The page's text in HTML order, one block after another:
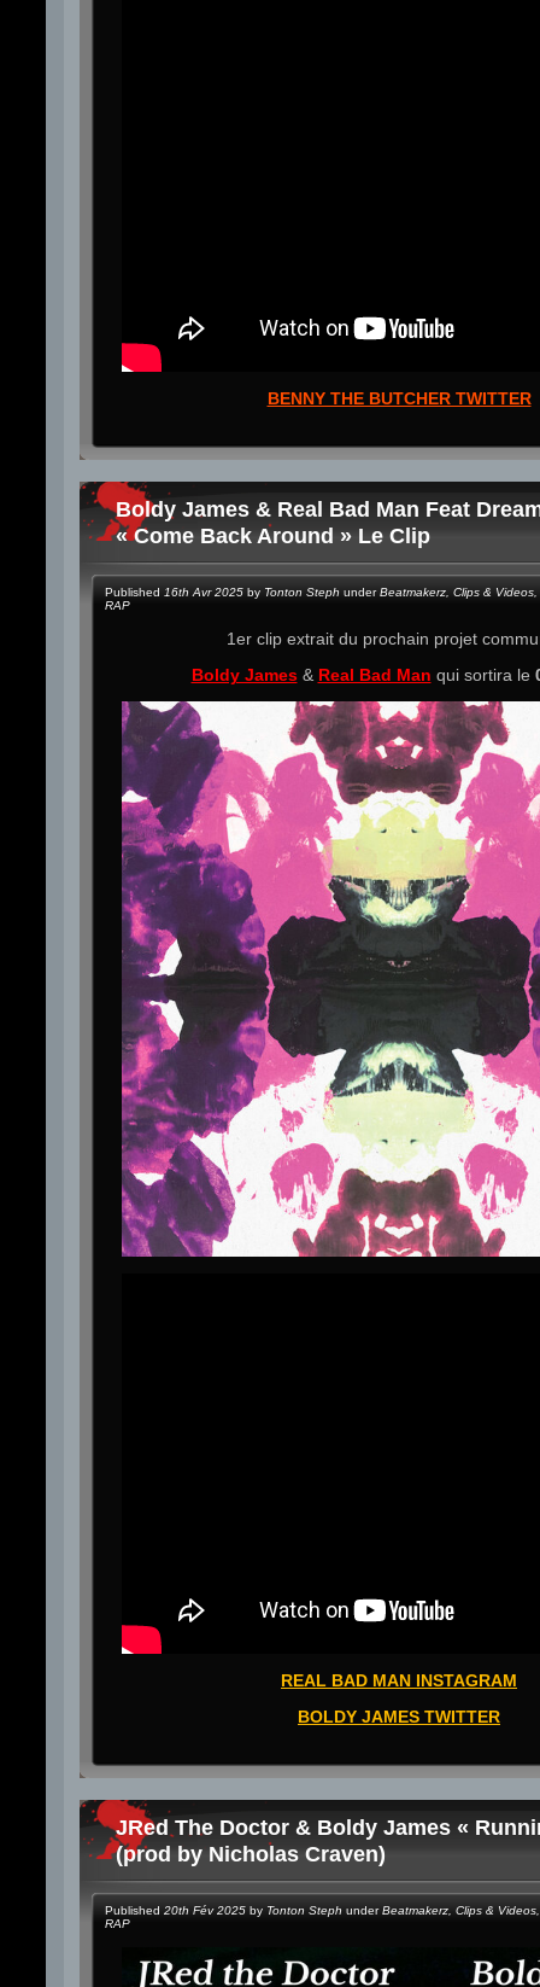
BENNY THE BUTCHER TWITTER
Boldy James & Real Bad Man Feat
« Come Back Around » Le Clip
Published 16th Avr 2025 by Tonton Steph underBeatmakerz Clips & Videos
RAP
1er clip extrait du prochain projet
Boldy James& Real Bad Man qui sortira le
REAL BAD MAN INSTAGRAM
BOLDY JAMES TWITTER
JRed The Doctor & Boldy James «
(prod by Nicholas Craven)
Published 20th Fév 2025 by Tonton Steph underBeatmakerz Clips & Videos
RAP